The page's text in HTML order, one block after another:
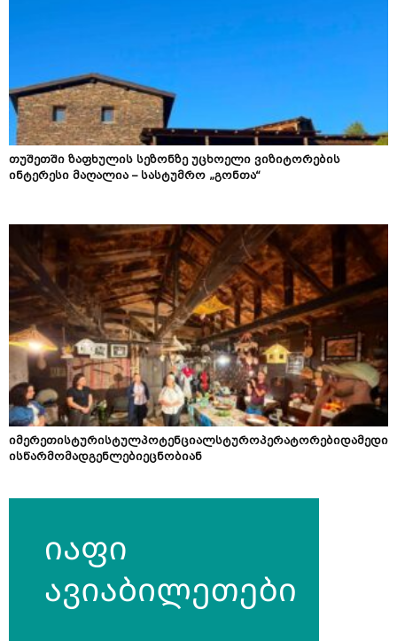
თუშეთში ზაფხულის სეზონზე უცხოელი ვიზიტორების
ინტერესი მაღალია – სასტუმრო „გონთა“
იმერეთისტურისტულპოტენციალსტუროპერატორებიდამედი
ისწარმომადგენლებიეცნობიან